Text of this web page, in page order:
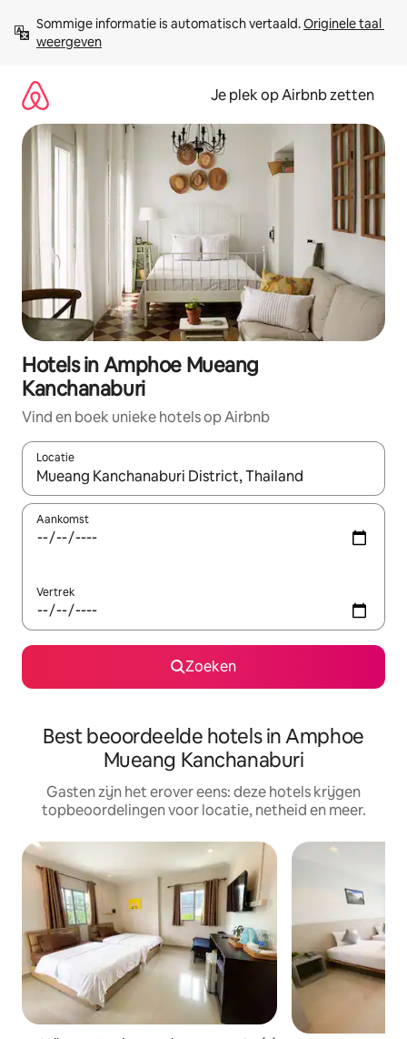
direct
naar
Sommige informatie is automatisch vertaald. Originele taal
weergeven
Je plek op Airbnb zetten
Hotels in Amphoe Mueang
Kanchanaburi
Vind en boek unieke hotels op Airbnb
Locatie
Wanneer er resultaten beschikbaar zijn, maak je een keuze
Aankomst
Vertrek
Zoeken
Best beoordeelde hotels in Amphoe
Mueang Kanchanaburi
Gasten zijn het erover eens: deze hotels krijgen
topbeoordelingen voor locatie, netheid en meer.